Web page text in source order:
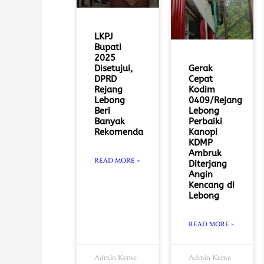
LKPJ
Bupati
2025
Disetujui,
DPRD
Rejang
Lebong
Beri
Banyak
Rekomenda
READ MORE »
Admin Keme
Gerak
Cepat
Kodim
0409/Rejang
Lebong
Perbaiki
Kanopi
KDMP
Ambruk
Diterjang
Angin
Kencang di
Lebong
READ MORE »
Admin Keme